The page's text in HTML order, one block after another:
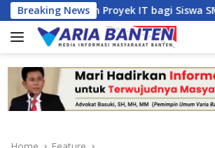
Skip
to
content
Breaking News
Proyek IT bagi Siswa SMK Al-Amin